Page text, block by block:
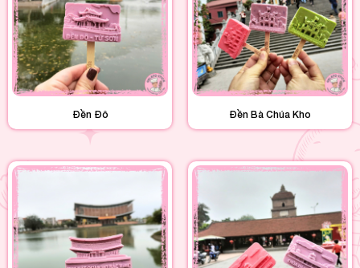
Đền Đô Đền Bà Chúa Kho